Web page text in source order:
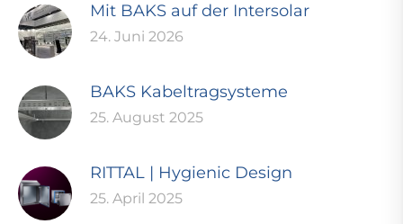
Mit BAKS auf der Intersolar
24. Juni 2026
BAKS Kabeltragsysteme
25. August 2025
RITTAL | Hygienic Design
25. April 2025